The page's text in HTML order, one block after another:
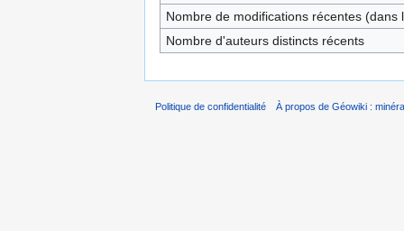
Nombre de modifications récentes (dans
Nombre d'auteurs distincts récents
Politique de confidentialité À propos de Géowiki :